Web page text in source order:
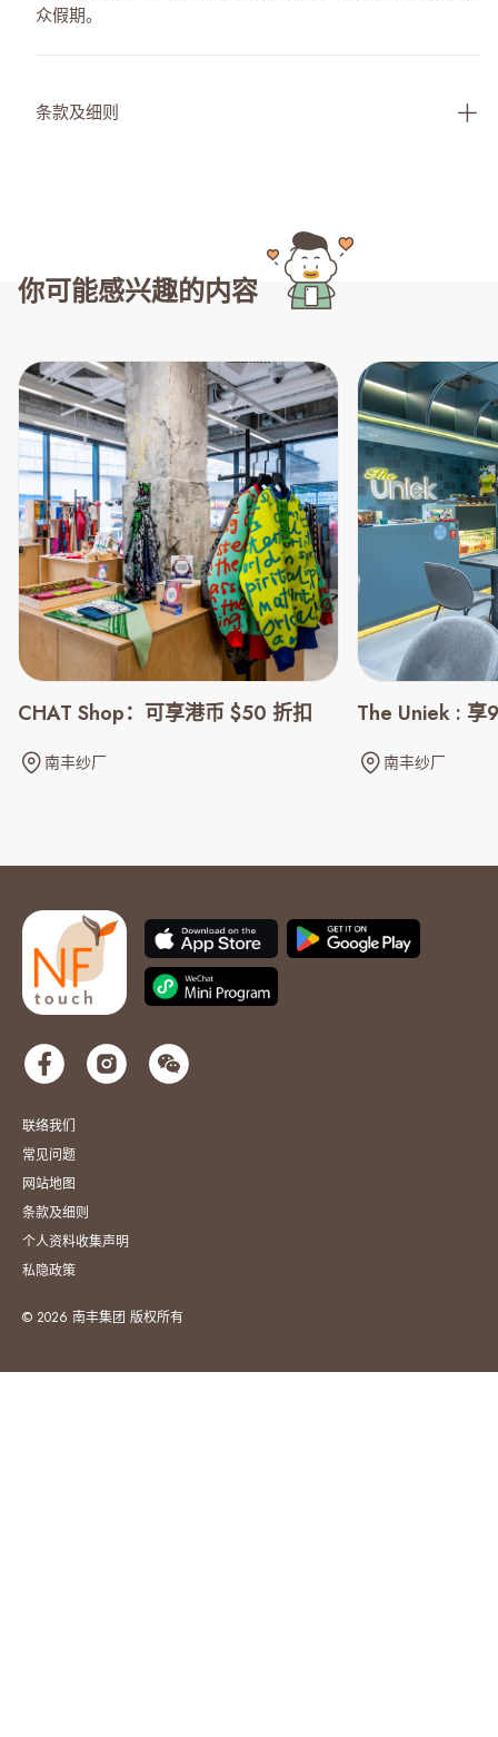
众假期。
条款及细则
你可能感兴趣的内容
CHAT Shop：可享港币 $50 折扣
南丰纱厂
The Uniek : 享
南丰纱厂
联络我们
常见问题
网站地图
条款及细则
个人资料收集声明
私隐政策
© 2026 南丰集团 版权所有